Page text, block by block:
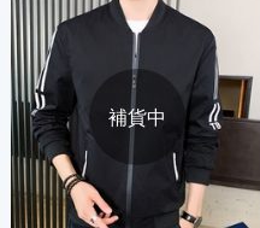
補貨中